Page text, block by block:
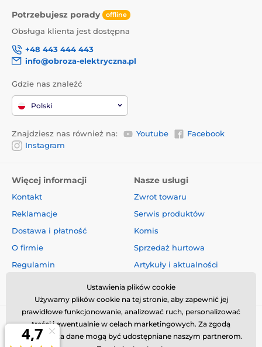
Potrzebujesz porady offline
Obsługa klienta jest dostępna
+48 443 444 443
info@obroza-elektryczna.pl
Gdzie nas znaleźć
Polski
Znajdziesz nas również na: Youtube
Facebook
Instagram
Więcej informacji
Kontakt
Reklamacje
Dostawa i płatność
O firmie
Regulamin
Nasze usługi
Zwrot towaru
Serwis produktów
Komis
Sprzedaż hurtowa
Artykuły i aktualności
Ustawienia plików cookie
Używamy plików cookie na tej stronie, aby zapewnić jej
prawidłowe funkcjonowanie, analizować ruch, personalizować
treści i ewentualnie w celach marketingowych. Za zgodą
użytkownika dane mogą być udostępniane naszym partnerom.